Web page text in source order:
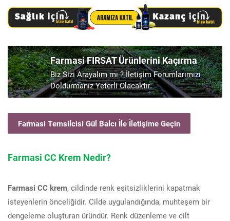
Farmasi FIRSAT Ürünlerini Kaçırma
Biz Sizi Arayalım mı ? İletişim Forumlarımızı
Doldurmanız Yeterli Olacaktır.
Farmasi Temsilcisi Gül Balcı İle İletişime Geçin
Farmasi CC Krem Nedir?
Farmasi CC krem, cildinde renk eşitsizliklerini kapatmak
isteyenlerin önceliğidir. Cilde uygulandığında, muhteşem bir
dengeleme oluşturan üründür. Renk düzenleme ve cilt